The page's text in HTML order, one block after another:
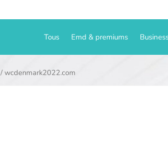
Tous Emd & premiums
/ wcdenmark2022.com